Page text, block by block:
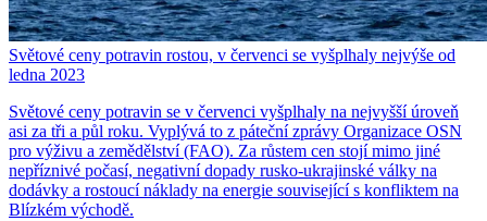
Světové ceny potravin rostou, v červenci se vyšplhaly nejvýše od
ledna 2023
Světové ceny potravin se v červenci vyšplhaly na nejvyšší úroveň
asi za tři a půl roku. Vyplývá to z páteční zprávy Organizace OSN
pro výživu a zemědělství (FAO). Za růstem cen stojí mimo jiné
nepříznivé počasí, negativní dopady rusko-ukrajinské války na
dodávky a rostoucí náklady na energie související s konfliktem na
Blízkém východě.